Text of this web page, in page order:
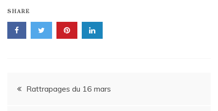
SHARE
Navigation
Rattrapages du 16 mars